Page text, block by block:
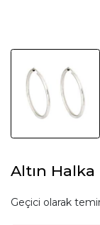
Altın Halka
Geçici olarak